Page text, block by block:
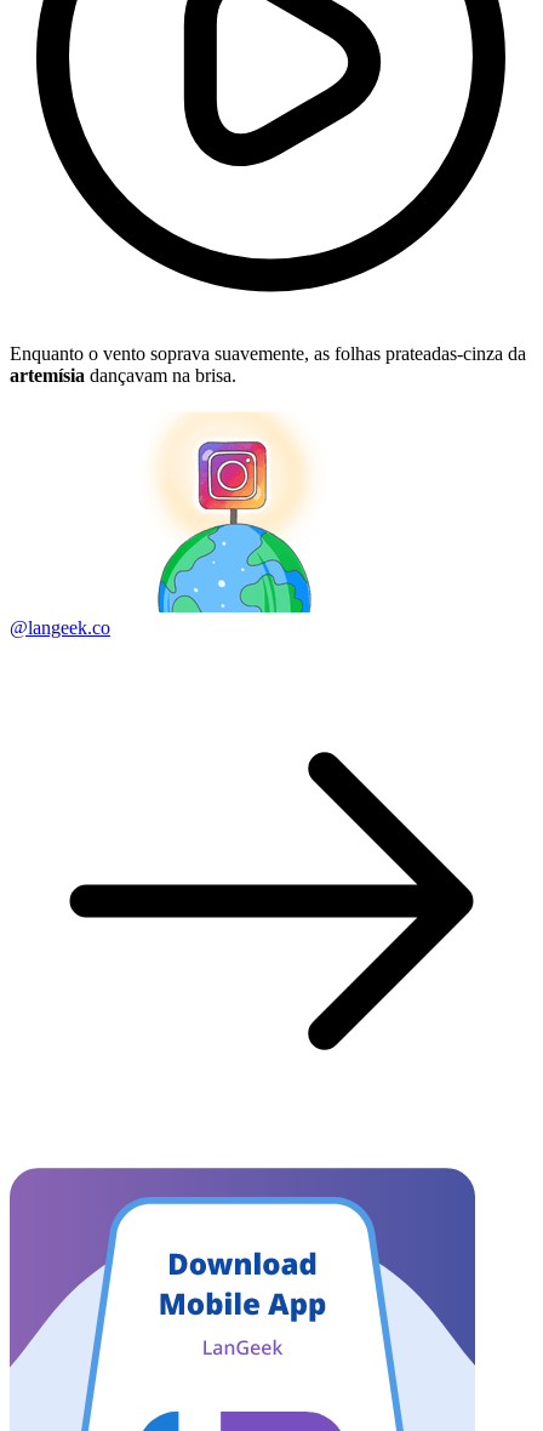
Enquanto o vento soprava suavemente, as folhas prateadas-cinza da
artemísia dançavam na brisa.
@langeek.co